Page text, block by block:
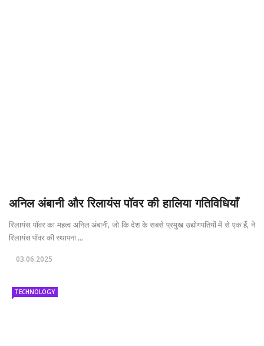
अनिल अंबानी और रिलायंस पॉवर की हालिया गतिविधियाँ
रिलायंस पॉवर का महत्व अनिल अंबानी, जो कि देश के सबसे प्रमुख उद्योगपतियों में से एक हैं, ने
रिलायंस पॉवर की स्थापना ...
03.06.2025
TECHNOLOGY